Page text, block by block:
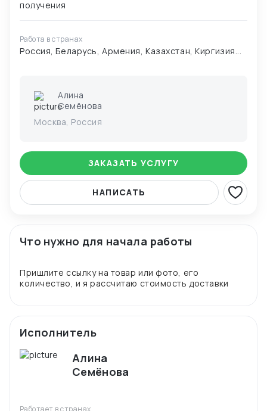
Работа в странах
Россия, Беларусь, Армения, Казахстан, Киргизия...
Алина
Семёнова
Москва, Россия
ЗАКАЗАТЬ УСЛУГУ
НАПИСАТЬ
Что нужно для начала работы
Пришлите ссылку на товар или фото, его
Исполнитель
Алина
Семёнова
Работает в странах